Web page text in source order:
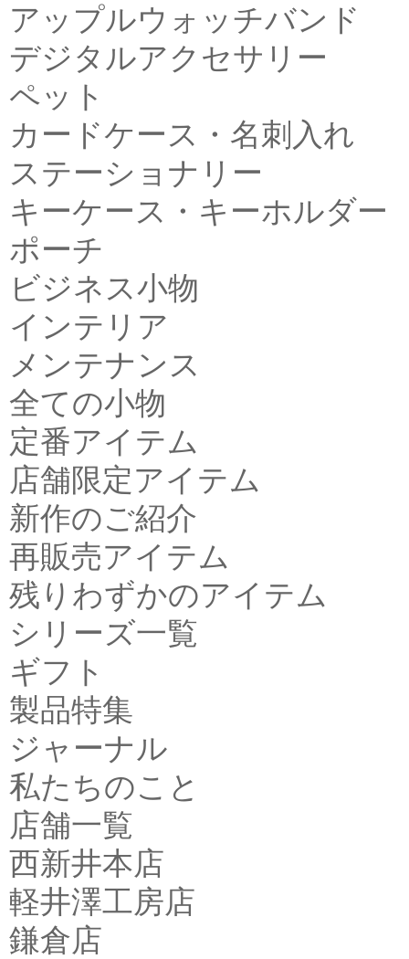
アップルウォッチバンド
デジタルアクセサリー
ペット
カードケース・名刺入れ
ステーショナリー
キーケース・キーホルダー
ポーチ
ビジネス小物
インテリア
メンテナンス
全ての小物
定番アイテム
店舗限定アイテム
新作のご紹介
再販売アイテム
残りわずかのアイテム
シリーズ一覧
ギフト
製品特集
ジャーナル
私たちのこと
店舗一覧
西新井本店
軽井澤工房店
鎌倉店